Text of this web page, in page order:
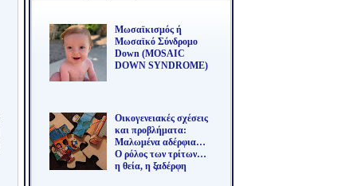
Μωσαϊκισμός ή
Μωσαϊκό Σύνδρομο
Down (MOSAIC
DOWN SYNDROME)
Οικογενειακές σχέσεις
και προβλήματα:
Μαλωμένα αδέρφια…
Ο ρόλος των τρίτων…
η θεία, η ξαδέρφη